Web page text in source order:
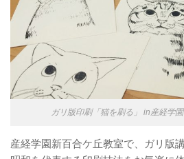
ガリ版印刷「猫を刷る」 in産経学
産経学園新百合ケ丘教室で、ガリ版